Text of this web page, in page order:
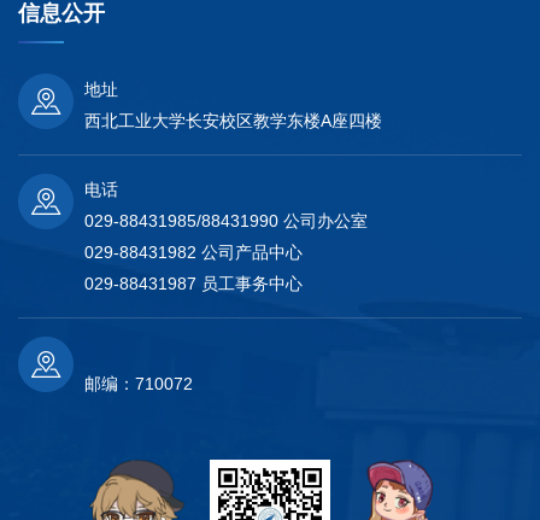
信息公开
地址
西北工业大学长安校区教学东楼A座四楼
电话
029-88431985/88431990 公司办公室
029-88431982 公司产品中心
029-88431987 员工事务中心
邮编：710072